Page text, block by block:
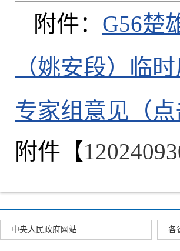
附件： G56楚
（姚安段）临
专家组意见（
附件【
中央人民政府网站 各